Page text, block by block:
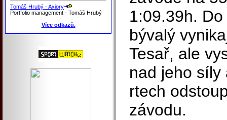
Tomáš Hrubý - Axiory
Portfolio management - Tomáš Hrubý
Více odkazů.
1:09.39h.
bývalý
Tesař, ale
nad jeho síly
rtech
závodu.